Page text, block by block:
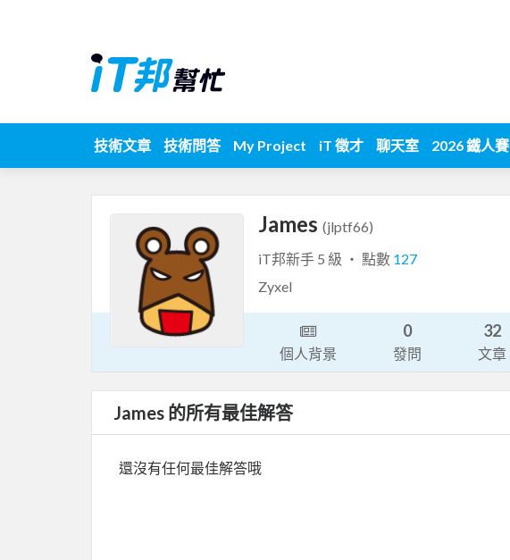
技術文章 技術問答 My Project iT 徵才 聊天室 2026 鐵人賽
James (jlptf66)
iT邦新手 5 級 ‧ 點數 127
Zyxel
個人背景
0
發問
32
文章
James 的所有最佳解答
還沒有任何最佳解答哦